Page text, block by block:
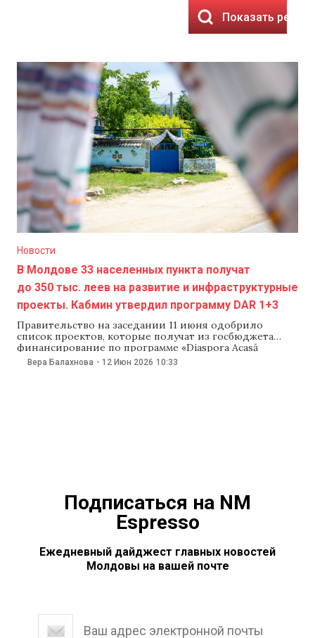
Показать
Новости
В Молдове 33 населенных пункта получат
до 350 тыс. леев на развитие и инфраструктурные
проекты. Кабмин утвердил программу DAR 1+3
Правительство на заседании 11 июня одобрило
список проектов, которые получат из госбюджета
финансирование по программе «Diaspora Acasă
Reușește DAR 1+3» на 2026 год. Согласно решению
кабмина, в этом году 33 населенных пункта получат до
Вера Балахнова - 12 Июн 2026 10:33
Подписаться на NM
Espresso
Ежедневный дайджест главных новостей
Молдовы на вашей почте